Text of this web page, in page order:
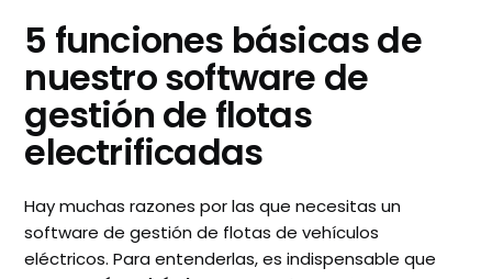
5 funciones básicas de
nuestro software de
gestión de flotas
electrificadas
Hay muchas razones por las que necesitas un
software de gestión de flotas de vehículos
eléctricos. Para entenderlas, es indispensable que